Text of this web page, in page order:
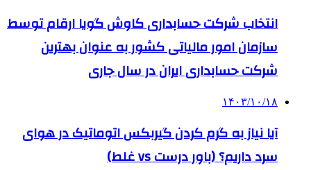
انتخاب شرکت حسابداری کاوش گویا ارقام توسط
سازمان امور مالیاتی کشور به عنوان بهترین
شرکت حسابداری ایران در سال جاری
۱۴۰۳/۱۰/۱۸
آیا نیاز به گرم کردن گیربکس اتوماتیک در هوای
سرد داریم؟ (باور درست vs غلط)